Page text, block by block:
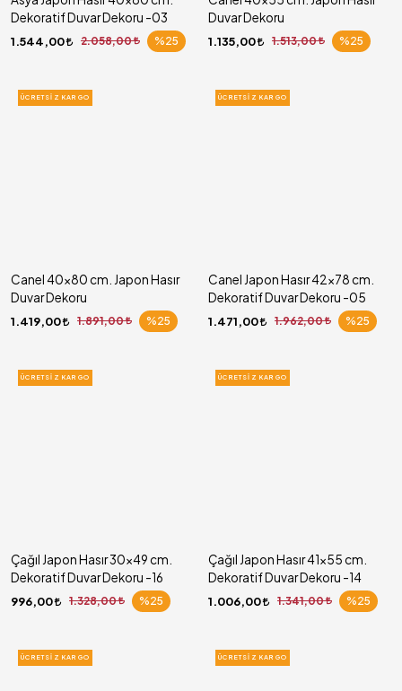
Dekoratif Duvar Dekoru -03
1.544,00 2.058,00 %25
Duvar Dekoru
1.135,00 1.513,00 %25
ÜCRETSIZ KARGO
Canel 40x80 cm. Japon Hasır
Duvar Dekoru
1.419,00 1.891,00 %25
ÜCRETSIZ KARGO
Canel Japon Hasır 42x78 cm.
Dekoratif Duvar Dekoru -05
1.471,00 1.962,00 %25
ÜCRETSIZ KARGO
Çağıl Japon Hasır 30x49 cm.
Dekoratif Duvar Dekoru -16
996,00 1.328,00 %25
ÜCRETSIZ KARGO
Çağıl Japon Hasır 41x55 cm.
Dekoratif Duvar Dekoru -14
1.006,00 1.341,00 %25
ÜCRETSIZ KARGO ÜCRETSIZ KARGO